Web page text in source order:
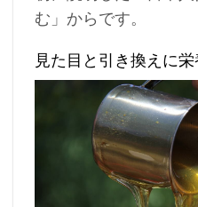
む」からです。
見た目と引き換えに